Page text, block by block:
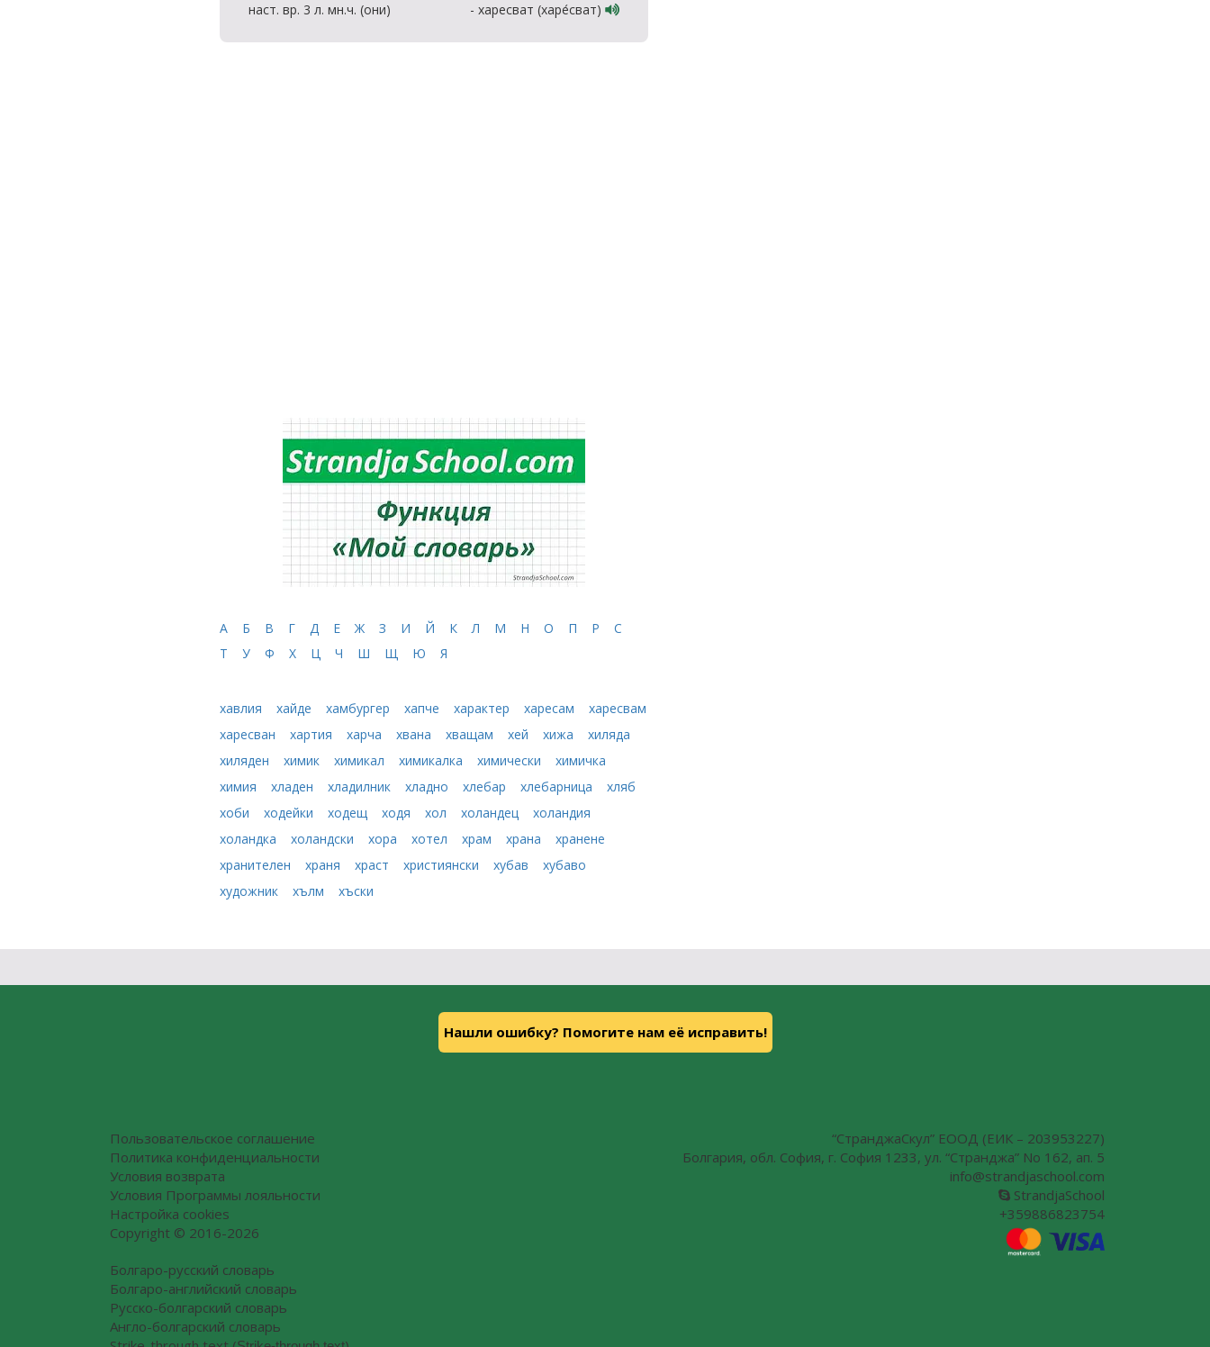
наст. вр. 3 л. мн.ч. (они)
- харесват (харе́сват)
А Б В Г Д Е Ж З И Й К Л М Н О П Р
С
Т
У Ф Х Ц Ч Ш Щ Ю Я
хавлия хайде хамбургер хапче характер харесам
харесвам
харесван
хартия харча хвана хващам хей хижа
хиляда
хиляден
химик химикал химикалка химически
химичка
химия
хладен хладилник хладно хлебар хлебарница
хляб
хоби
ходейки ходещ ходя хол холандец
холандия
холандка
холандски хора хотел храм храна
хранене
хранителен
храня храст християнски хубав
хубаво
художник
хълм хъски
Нашли ошибку? Помогите нам её исправить!
Пользовательское соглашение
Политика конфиденциальности
Условия возврата
Условия Программы лояльности
Настройка cookies
Copyright © 2016-2026
Болгаро-русский словарь
Болгаро-английский словарь
Русско-болгарский словарь
Англо-болгарский словарь
“СтранджаCкул” ЕООД (ЕИК – 203953227)
Болгария, обл. София, г. София 1233, ул. “Странджа” No 162, ап. 5
info@strandjaschool.com
StrandjaSchool
+359886823754